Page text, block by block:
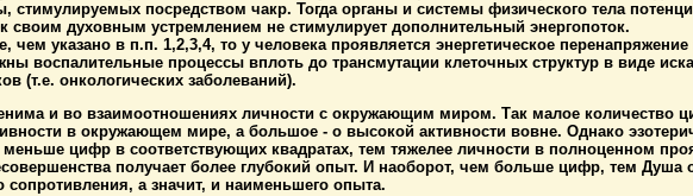
стимулируемых посредством чакр. Тогда органы и системы физического тела
своим духовным устремлением не стимулирует дополнительный энергопоток.
чем указано в п.п. 1,2,3,4, то у человека проявляется энергетическое
воспалительные процессы вплоть до трансмутации клеточных структур в виде
(т.е. онкологических заболеваний).
и во взаимоотношениях личности с окружающим миром. Так малое количество
в окружающем мире, а большое - о высокой активности вовне. Однако
цифр в соответствующих квадратах, тем тяжелее личности в полноценном
получает более глубокий опыт. И наоборот, чем больше цифр, тем Душа
сопротивления, а значит, и наименьшего опыта.